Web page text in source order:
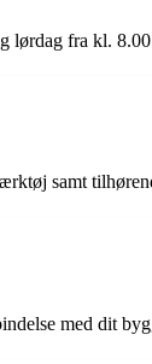
lørdag fra kl.
samt
med dit